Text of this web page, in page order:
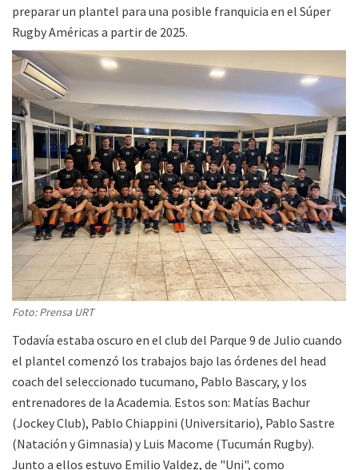
preparar un plantel para una posible franquicia en el Súper
Rugby Américas a partir de 2025.
Foto: Prensa URT
Todavía estaba oscuro en el club del Parque 9 de Julio cuando
el plantel comenzó los trabajos bajo las órdenes del head
coach del seleccionado tucumano, Pablo Bascary, y los
entrenadores de la Academia. Estos son: Matías Bachur
(Jockey Club), Pablo Chiappini (Universitario), Pablo Sastre
(Natación y Gimnasia) y Luis Macome (Tucumán Rugby).
Junto a ellos estuvo Emilio Valdez, de "Uni", como